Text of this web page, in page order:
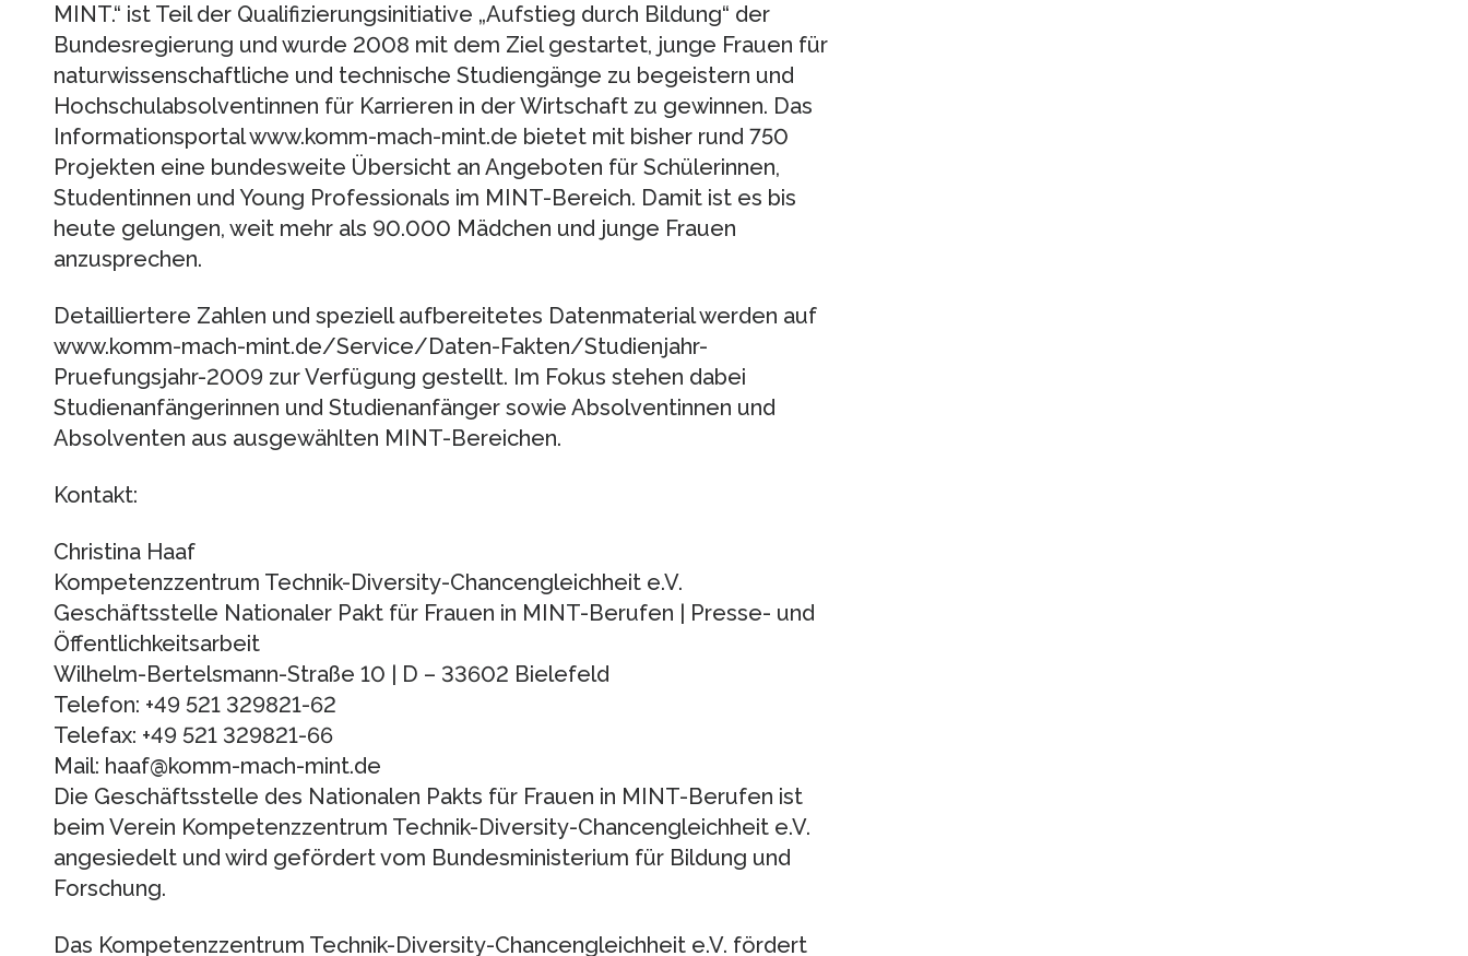
MINT.“ ist Teil der Qualifizierungsinitiative „Aufstieg durch Bildung“ der
Bundes­regierung und wurde 2008 mit dem Ziel gestartet, junge Frauen für
naturwissenschaftliche und technische Studiengänge zu begeistern und
Hochschulabsolventinnen für Karrieren in der Wirt­schaft zu gewinnen. Das
Informationsportal www.komm-mach-mint.de bietet mit bisher rund 750
Projekten eine bundesweite Übersicht an Angeboten für Schülerinnen,
Studentinnen und Young Professionals im MINT-Bereich. Damit ist es bis
heute gelungen, weit mehr als 90.000 Mädchen und junge Frauen
anzusprechen.
Detailliertere Zahlen und speziell aufbereitetes Datenmaterial werden auf
www.komm-mach-mint.de/Service/Daten-Fakten/Studienjahr-
Pruefungsjahr-2009 zur Verfügung gestellt. Im Fokus stehen dabei
Studienanfängerinnen und Studienanfänger sowie Absolventinnen und
Absolventen aus ausgewählten MINT-Bereichen.
Kontakt:
Christina Haaf
Kompetenzzentrum Technik-Diversity-Chancengleichheit e.V.
Geschäftsstelle Nationaler Pakt für Frauen in MINT-Berufen | Presse- und
Öffentlichkeitsarbeit
Wilhelm-Bertelsmann-Straße 10 | D – 33602 Bielefeld
Telefon: +49 521 329821-62
Telefax: +49 521 329821-66
Mail: haaf@komm-mach-mint.de
Die Geschäftsstelle des Nationalen Pakts für Frauen in MINT-Berufen ist
beim Verein Kompetenzzentrum Technik-Diversity-Chancengleichheit e.V.
angesiedelt und wird gefördert vom Bundesministerium für Bildung und
Forschung.
Das Kompetenzzentrum Technik-Diversity-Chancengleichheit e.V. fördert